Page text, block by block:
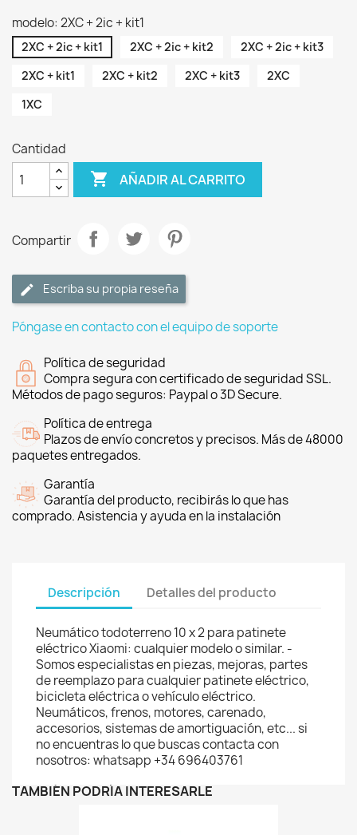
modelo: 2XC + 2ic + kit1
2XC + 2ic + kit1 2XC + 2ic + kit2
2XC + 2ic + kit3
2XC + kit1
2XC + kit2 2XC + kit3
2XC
1XC
Cantidad
 AÑADIR AL CARRITO
Compartir
Escriba su propia reseña
Póngase en contacto con el equipo de soporte
Política de seguridad
Compra segura con certificado de seguridad SSL.
Métodos de pago seguros: Paypal o 3D Secure.
Política de entrega
Plazos de envío concretos y precisos. Más de 48000
paquetes entregados.
Garantía
Garantía del producto, recibirás lo que has
comprado. Asistencia y ayuda en la instalación
Descripción Detalles del producto
Neumático todoterreno 10 x 2 para patinete
eléctrico Xiaomi: cualquier modelo o similar. -
Somos especialistas en piezas, mejoras, partes
de reemplazo para cualquier patinete eléctrico,
bicicleta eléctrica o vehículo eléctrico.
Neumáticos, frenos, motores, carenado,
accesorios, sistemas de amortiguación, etc... si
no encuentras lo que buscas contacta con
nosotros: whatsapp +34 696403761
TAMBIÉN PODRÍA INTERESARLE